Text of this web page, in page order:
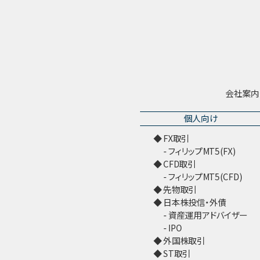
会社案内
個人向け
FX取引
フィリップMT5(FX)
CFD取引
フィリップMT5(CFD)
先物取引
日本株投信・外債
資産運用アドバイザー
IPO
外国株取引
ST取引